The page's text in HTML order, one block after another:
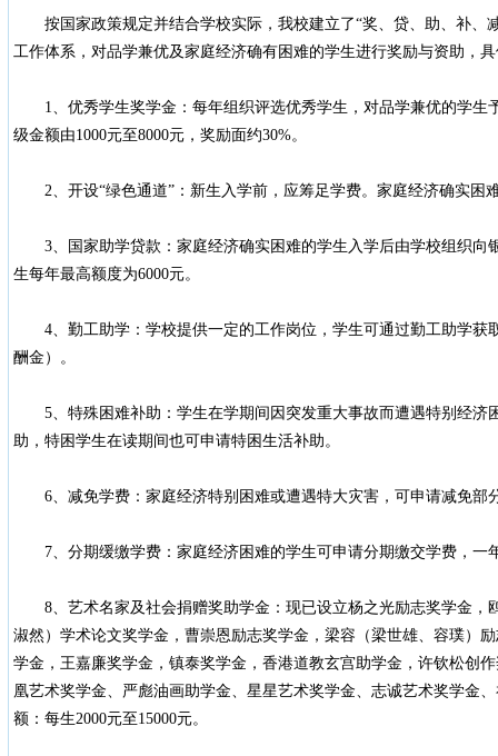
按国家政策规定并结合学校实际，我校建立了“奖、贷、助、补、
工作体系，对品学兼优及家庭经济确有困难的学生进行奖励与资助，
1、优秀学生奖学金：每年组织评选优秀学生，对品学兼优的学生
级金额由1000元至8000元，奖励面约30%。
2、开设“绿色通道”：新生入学前，应筹足学费。家庭经济确实困
3、国家助学贷款：家庭经济确实困难的学生入学后由学校组织向
生每年最高额度为6000元。
4、勤工助学：学校提供一定的工作岗位，学生可通过勤工助学获
酬金）。
5、特殊困难补助：学生在学期间因突发重大事故而遭遇特别经济
助，特困学生在读期间也可申请特困生活补助。
6、减免学费：家庭经济特别困难或遭遇特大灾害，可申请减免部
7、分期缓缴学费：家庭经济困难的学生可申请分期缴交学费，一
8、艺术名家及社会捐赠奖助学金：现已设立杨之光励志奖学金，
淑然）学术论文奖学金，曹崇恩励志奖学金，梁容（梁世雄、容璞）
学金，王嘉廉奖学金，镇泰奖学金，香港道教玄宫助学金，许钦松创
凰艺术奖学金、严彪油画助学金、星星艺术奖学金、志诚艺术奖学金
额：每生2000元至15000元。